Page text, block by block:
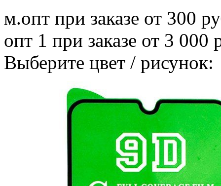
м.опт при заказе от 300
опт 1 при заказе от 3 000
Выберите цвет / рисунок: